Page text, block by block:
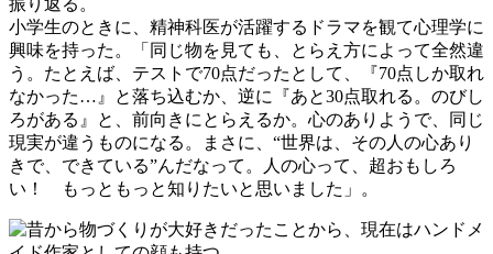
振り返る。
小学生のときに、精神科医が活躍するドラマを観て心理学に
興味を持った。「同じ物を見ても、とらえ方によって全然違
う。たとえば、テストで70点だったとして、『70点しか取れ
なかった…』と落ち込むか、逆に『あと30点取れる。のびし
ろがある』と、前向きにとらえるか。心のありようで、同じ
現実が違うものになる。まさに、“世界は、その人の心あり
きで、できている”んだなって。人の心って、超おもしろ
い！ もっともっと知りたいと思いました」。